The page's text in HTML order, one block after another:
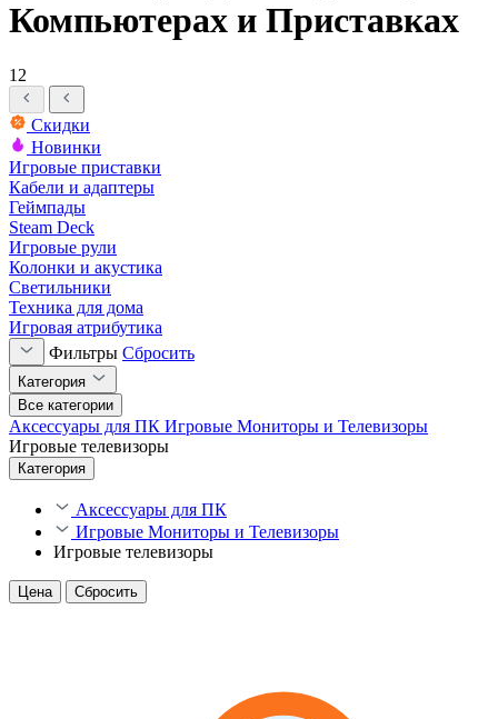
Компьютерах и Приставках
12
Скидки
Новинки
Игровые приставки
Кабели и адаптеры
Геймпады
Steam Deck
Игровые рули
Колонки и акустика
Светильники
Техника для дома
Игровая атрибутика
Фильтры Сбросить
Категория
Все категории
Аксессуары для ПК Игровые Мониторы и Телевизоры
Игровые телевизоры
Категория
Аксессуары для ПК
Игровые Мониторы и Телевизоры
Игровые телевизоры
Цена Сбросить